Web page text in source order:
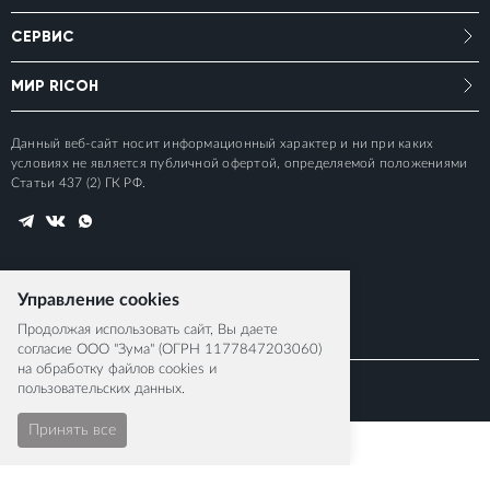
СЕРВИС
МИР RICOH
Данный веб-сайт носит информационный характер и ни при каких
условиях не является публичной офертой, определяемой положениями
Статьи 437 (2) ГК РФ.
© 2015-2026 RICOH IMAGING EUROPE S.A.S
Управление cookies
Продолжая использовать сайт, Вы даете
согласие ООО "Зума" (ОГРН 1177847203060)
на обработку файлов cookies и
пользовательских данных.
Принять все